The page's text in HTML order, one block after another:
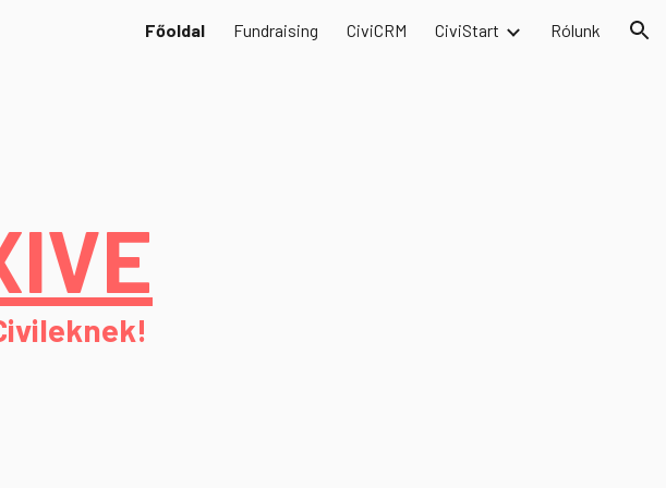
Skip to navigation
Főoldal Fundraising CiviCRM CiviStart Rólunk